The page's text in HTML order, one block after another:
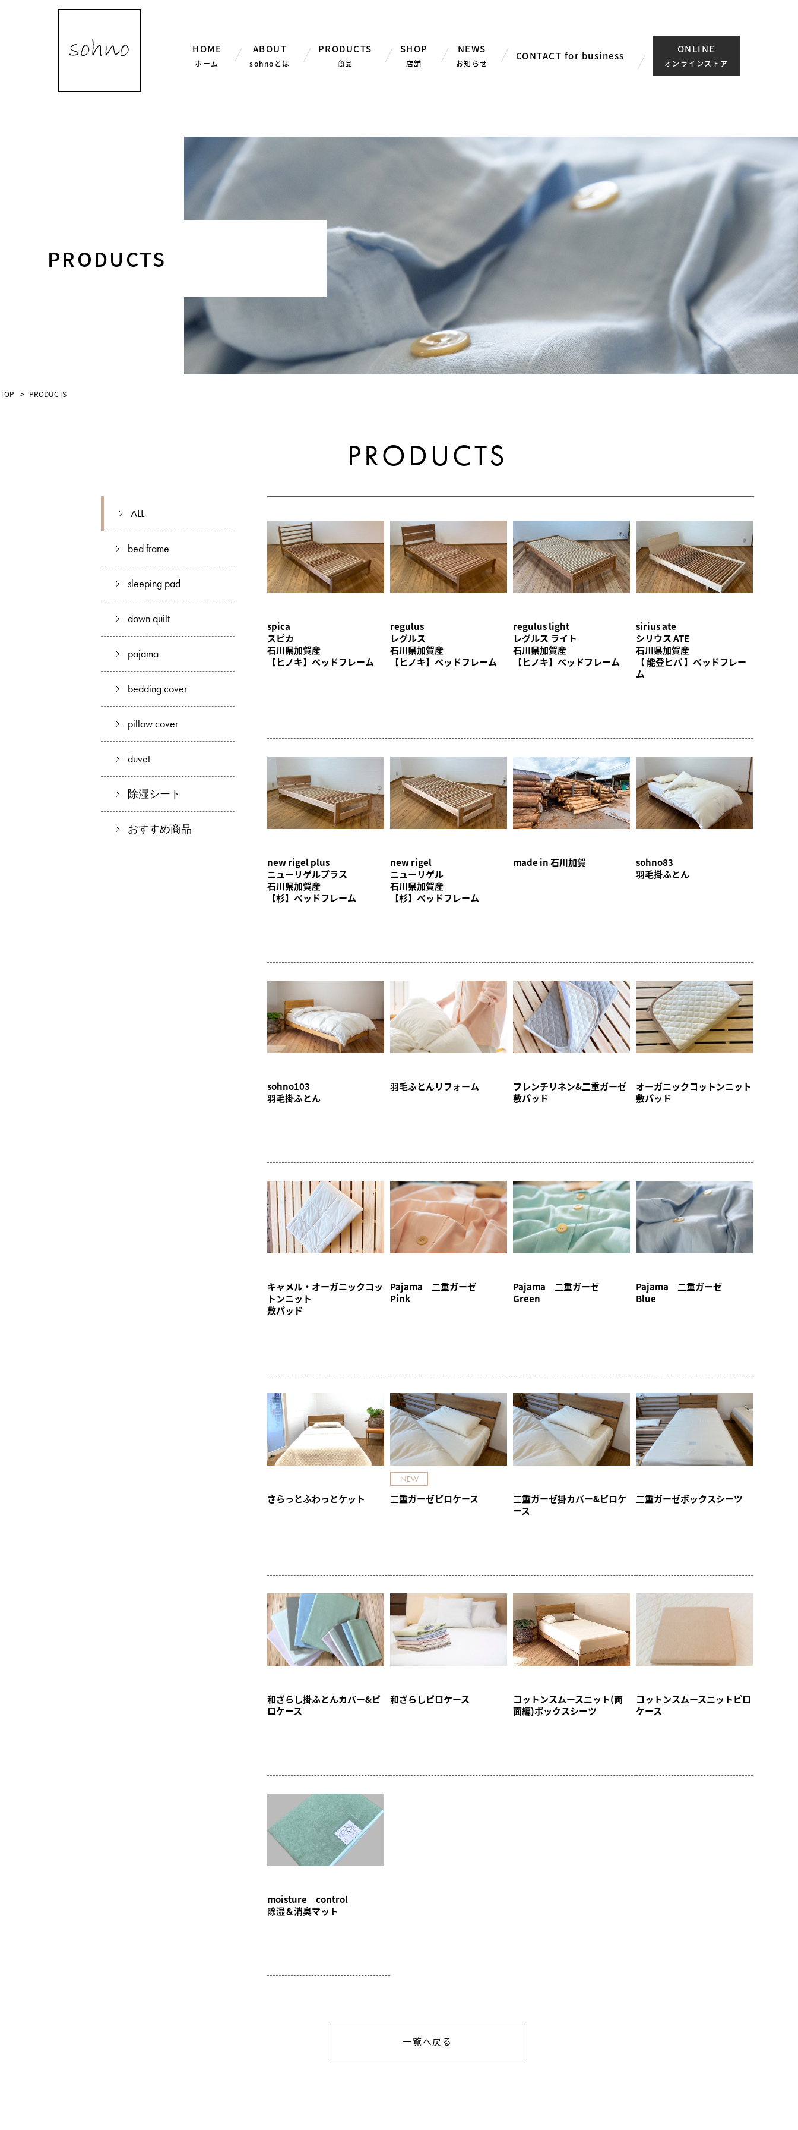
HOME
ホーム
ABOUT
sohnoとは
sohnoについて 森や山にやさしく 海や川にやさしく 人にやさしく
PRODUCTS
商品
ALL ベッドフレーム
敷パッド
ふとんカバー
SHOP
店舗
ショールーム 取扱店
NEWS
お知らせ
お知らせ
CONTACT for business
よくある質問 お問い合わせ
ONLINE
オンラインストア
PRODUCTS
TOP PRODUCTS
PRODUCTS
ALL
bed frame
sleeping pad
down quilt
pajama
bedding cover
pillow cover
duvet
除湿シート
おすすめ商品
spica
スピカ
石川県加賀産
【ヒノキ】ベッドフレーム
regulus
レグルス
石川県加賀産
【ヒノキ】ベッドフレーム
regulus light
レグルス ライト
石川県加賀産
【ヒノキ】ベッドフレーム
sirius ate
シリウス ATE
石川県加賀産
【 能登ヒバ 】ベッドフレー
ム
new rigel plus
ニューリゲルプラス
石川県加賀産
【杉】ベッドフレーム
new rigel
ニューリゲル
石川県加賀産
【杉】ベッドフレーム
made in 石川加賀
sohno83
羽毛掛ふとん
sohno103
羽毛掛ふとん
羽毛ふとんリフォーム
フレンチリネン&二重ガーゼ
敷パッド
オーガニックコットンニット
敷パッド
キャメル・オーガニックコッ
トンニット
敷パッド
Pajama 二重ガーゼ
Pink
Pajama 二重ガーゼ
Green
Pajama 二重ガーゼ
Blue
さらっとふわっとケット
NEW
二重ガーゼピロケース
二重ガーゼ掛カバー&ピロケ
ース
二重ガーゼボックスシーツ
和ざらし掛ふとんカバー&ピ
ロケース
和ざらしピロケース
コットンスムースニット(両
面編)ボックスシーツ
コットンスムースニットピロ
ケース
moisture control
除湿＆消臭マット
一覧へ戻る